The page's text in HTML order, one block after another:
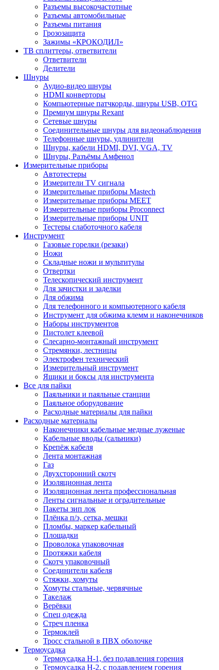
Разъемы высокочастотные
Разъемы автомобильные
Разъемы питания
Грозозащита
Зажимы «КРОКОДИЛ»
ТВ сплиттеры, ответвители
Ответвители
Делители
Шнуры
Аудио-видео шнуры
HDMI конверторы
Компьютерные патчкорды, шнуры USB, OTG
Премиум шнуры Rexant
Сетевые шнуры
Соединительные шнуры для видеонаблюдения
Телефонные шнуры, удлинители
Шнуры, кабели HDMI, DVI, VGA, TV
Шнуры, Разъёмы Амфенол
Измерительные приборы
Автотестеры
Измерители TV сигнала
Измерительные приборы Mastech
Измерительные приборы MEET
Измерительные приборы Proconnect
Измерительные приборы UNIT
Тестеры слаботочного кабеля
Инструмент
Газовые горелки (резаки)
Ножи
Складные ножи и мультитулы
Отвертки
Телескопический инструмент
Для зачистки и заделки
Для обжима
Для телефонного и компьютерного кабеля
Инструмент для обжима клемм и наконечников
Наборы инструментов
Пистолет клеевой
Слесарно-монтажный инструмент
Стремянки, лестницы
Электрофен технический
Измерительный инструмент
Ящики и боксы для инструмента
Все для пайки
Паяльники и паяльные станции
Паяльное оборудование
Расходные материалы для пайки
Расходные материалы
Наконечники кабельные медные луженые
Кабельные вводы (сальники)
Крепёж кабеля
Лента монтажная
Газ
Двухсторонний скотч
Изоляционная лента
Изоляционная лента профессиональная
Ленты сигнальные и оградительные
Пакеты зип лок
Плёнка п/э, сетка, мешки
Пломбы, маркер кабельный
Площадки
Проволока упаковочная
Протяжки кабеля
Скотч упаковочный
Соединители кабеля
Стяжки, хомуты
Хомуты стальные, червячные
Такелаж
Верёвки
Спец одежда
Стреч пленка
Термоклей
Тросс стальной в ПВХ оболочке
Термоусадка
Термоусадка H-1, без подавления горения
Термоусадка H-2, с подавлением горения